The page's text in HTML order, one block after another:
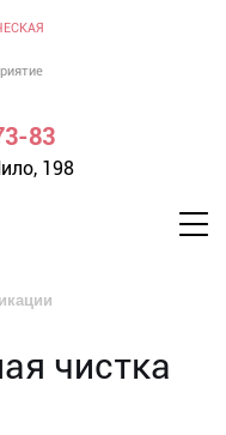
83
198
Меню
чистка